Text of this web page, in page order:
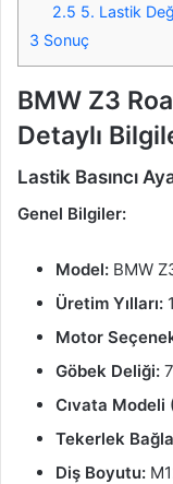
2.5 5. Lastik
3 Sonuç
BMW Z3
Detaylı
Lastik Basıncı
Genel Bilgiler:
Model: BMW
Üretim Yılları:
Motor
Göbek Deliği:
Cıvata Modeli
Tekerlek
Diş Boyutu: